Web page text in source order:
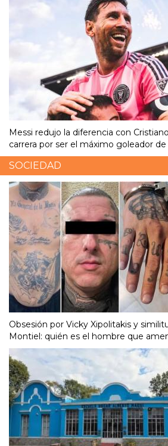
Messi redujo la diferencia con
carrera por ser el máximo goleador de
SOCIEDAD
Obsesión por Vicky Xipolitakis y
Montiel: quién es el hombre que